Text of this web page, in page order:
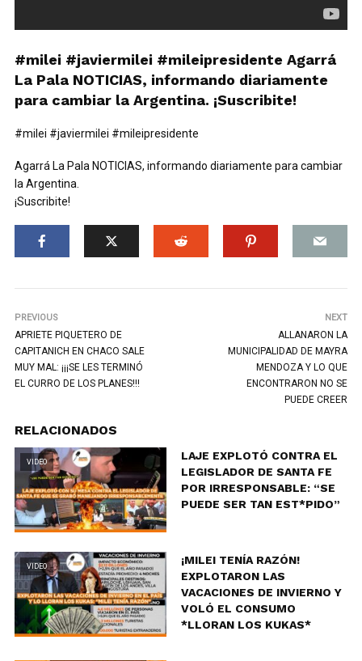
#milei #javiermilei #mileipresidente Agarrá
La Pala NOTICIAS, informando diariamente
para cambiar la Argentina. ¡Suscribite!
#milei #javiermilei #mileipresidente
Agarrá La Pala NOTICIAS, informando diariamente para cambiar
la Argentina.
¡Suscribite!
PREVIOUS
APRIETE PIQUETERO DE
CAPITANICH EN CHACO SALE
MUY MAL: ¡¡¡SE LES TERMINÓ
EL CURRO DE LOS PLANES!!!
NEXT
ALLANARON LA
MUNICIPALIDAD DE MAYRA
MENDOZA Y LO QUE
ENCONTRARON NO SE
PUEDE CREER
RELACIONADOS
VIDEO
LAJE EXPLOTÓ CONTRA EL
LEGISLADOR DE SANTA FE
POR IRRESPONSABLE: “SE
PUEDE SER TAN EST*PIDO”
VIDEO
¡MILEI TENÍA RAZÓN!
EXPLOTARON LAS
VACACIONES DE INVIERNO Y
VOLÓ EL CONSUMO
*LLORAN LOS KUKAS*